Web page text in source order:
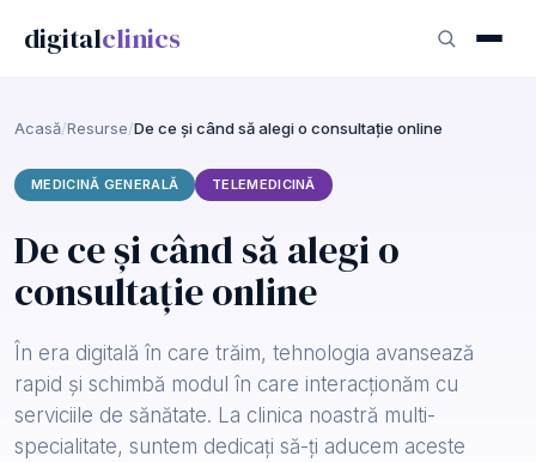
digitalclinics
Acasă/Resurse/De ce și când să alegi o consultație online
MEDICINĂ GENERALĂ TELEMEDICINĂ
De ce și când să alegi o
consultație online
În era digitală în care trăim, tehnologia avansează
rapid și schimbă modul în care interacționăm cu
serviciile de sănătate. La clinica noastră multi-
specialitate, suntem dedicați să-ți aducem aceste